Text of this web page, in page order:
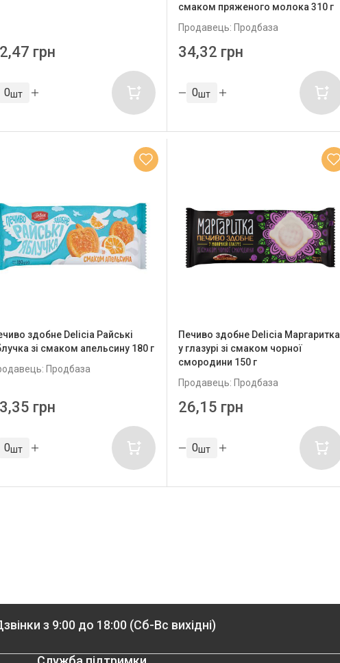
грн
шт
смаком пряженого молока 310 г
Продавець: Продбаза
34,32 грн
шт
здобне Delicia Райські
зі смаком апельсину 180 г
Продбаза
грн
шт
Печиво здобне Delicia Маргаритка
у глазурі зі смаком чорної
смородини 150 г
Продавець: Продбаза
26,15 грн
шт
з 9:00 до 18:00 (Сб-Вс вихідні)